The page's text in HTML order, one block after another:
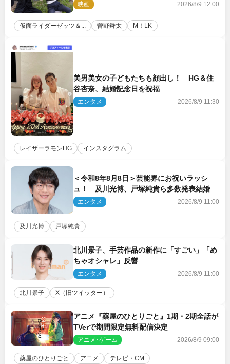
バン インフィニティ』オフショット到着
映画 2026/8/9 12:00
仮面ライダーゼッツ＆... 曽野舜太 M！LK
美男美女の子どもたちも顔出し！ HG＆住
谷杏奈、結婚記念日を祝福
エンタメ 2026/8/9 11:30
レイザーラモンHG インスタグラム
＜令和8年8月8日＞芸能界にお祝いラッシ
ュ！ 及川光博、戸塚純貴ら多数発表結婚
エンタメ 2026/8/9 11:00
及川光博 戸塚純貴
北川景子、手芸作品の新作に「すごい」「め
ちゃオシャレ」反響
エンタメ 2026/8/9 11:00
北川景子 X（旧ツイッター）
アニメ『薬屋のひとりごと』1期・2期全話が
TVerで期間限定無料配信決定
アニメ･ゲーム 2026/8/9 09:00
薬屋のひとりごと アニメ テレビ・CM